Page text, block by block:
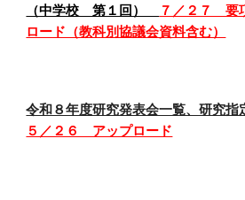
（中学校 第１回）
７／２７ 要
ロード（教科別協議会資料含む）
令和８年度研究発表会一覧、研究
５／２６ アップロード